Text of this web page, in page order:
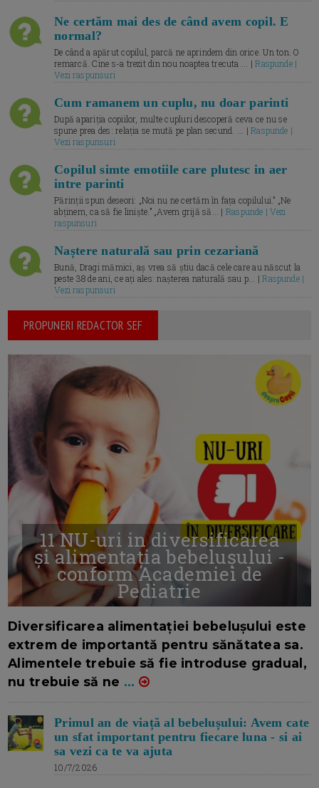
Ne certăm mai des de când avem copil. E
normal?
De când a apărut copilul, parcă ne aprindem din orice. Un ton. O
remarcă. Cine s-a trezit din nou noaptea trecuta.... |Raspunde |
Vezi raspunsuri
Cum ramanem un cuplu, nu doar parinti
După apariția copiilor, multe cupluri descoperă ceva ce nu se
spune prea des: relația se mută pe plan secund. ... |Raspunde |
Vezi raspunsuri
Copilul simte emotiile care plutesc in aer
intre parinti
Părinții spun deseori: „Noi nu ne certăm în fața copilului.” „Ne
abținem, ca să fie liniște.” „Avem grijă să... | Raspunde | Vezi
raspunsuri
Naștere naturală sau prin cezariană
Bună, Dragi mămici, aș vrea să știu dacă cele care au născut la
peste 38 de ani, ce ați ales: nașterea naturală sau p... |Raspunde |
Vezi raspunsuri
PROPUNERI REDACTOR SEF
11 NU-uri in diversificarea
și alimentația bebelușului -
conform Academiei de
Pediatrie
Diversificarea alimentației bebelușului este
extrem de importantă pentru sănătatea sa.
Alimentele trebuie să fie introduse gradual,
nu trebuie să ne ...
Primul an de viață al bebelușului: Avem cate
un sfat important pentru fiecare luna - si ai
sa vezi ca te va ajuta
10/7/2026